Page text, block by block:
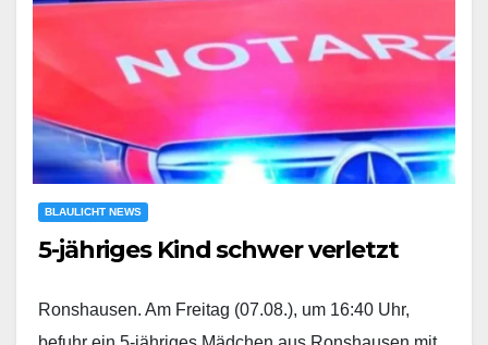
BLAULICHT NEWS
5-jähriges Kind schwer verletzt
Ronshausen. Am Freitag (07.08.), um 16:40 Uhr,